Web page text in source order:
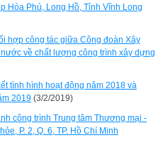
Hòa Phú, Long Hồ, Tỉnh Vĩnh Long
hợp công tác giữa Công đoàn Xây
về chất lượng công trình xây dựng
tình hình hoạt động năm 2018 và
2019 (3/2/2019)
công trình Trung tâm Thương mại -
P. 2, Q. 6, TP. Hồ Chí Minh